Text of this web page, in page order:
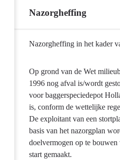
Nazorgheffing
Terug
navigatie
Provinciale
heffingen
Nazorgheffing
Nazorgheffing in het kader
Op grond van de Wet
1996 nog afval is/wordt
voor baggerspeciedepot
is, conform de wettelijke
De exploitant van een
basis van het nazorgplan
doelvermogen op te
start gemaakt.